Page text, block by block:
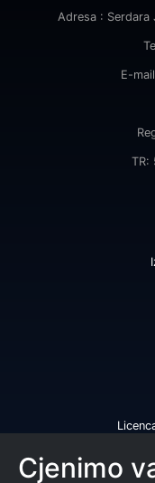
Adresa : Serdara
E-
TR:
Cjenimo